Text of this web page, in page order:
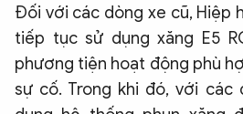
Đối với các dòng xe cũ, Hiệp
tiếp tục sử dụng xăng E5
phương tiện hoạt động phù
sự cố. Trong khi đó, với